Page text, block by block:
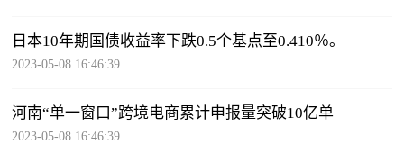
日本10年期国债收益率下跌0.5个基点至0.410％。
2023-05-08 16:46:39
河南“单一窗口”跨境电商累计申报量突破10亿单
2023-05-08 16:46:39